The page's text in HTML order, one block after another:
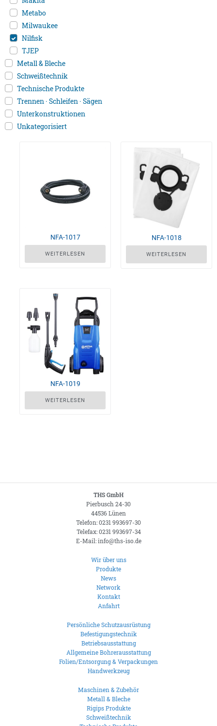
Metabo
Milwaukee
Nilfisk
TJEP
Metall & Bleche
Schweißtechnik
Technische Produkte
Trennen · Schleifen · Sägen
Unterkonstruktionen
Unkategorisiert
NFA-1017
WEITERLESEN
NFA-1018
WEITERLESEN
NFA-1019
WEITERLESEN
THS GmbH
Pierbusch 24-30
44536 Lünen
Telefon: 0231 993697-30
Telefax: 0231 993697-34
E-Mail: info@ths-iso.de
Wir über uns
Produkte
News
Network
Kontakt
Anfahrt
Persönliche Schutzausrüstung
Befestigungstechnik
Betriebsausstattung
Allgemeine Bohrerausstattung
Folien/Entsorgung & Verpackungen
Handwerkzeug
Maschinen & Zubehör
Metall & Bleche
Rigips Produkte
Schweißtechnik